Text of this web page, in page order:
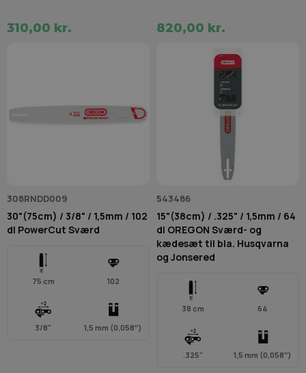
310,00 kr. 820,00 kr.
308RNDD009
30"(75cm) / 3/8" / 1,5mm / 102
dl PowerCut Sværd
75 cm 102
3/8" 1,5 mm (0,058″)
543486
15"(38cm) / .325" / 1,5mm / 64
dl OREGON Sværd- og
kædesæt til bla. Husqvarna
og Jonsered
38 cm 64
.325" 1,5 mm (0,058″)